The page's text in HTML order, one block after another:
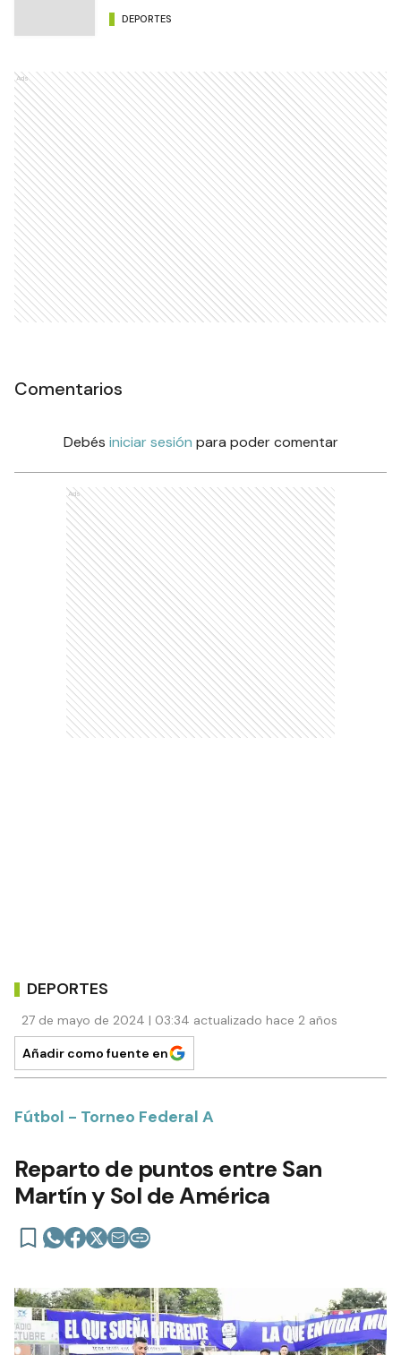
DEPORTES
Ads
Comentarios
Debés iniciar sesión para poder comentar
Ads
DEPORTES
27 de mayo de 2024 | 03:34 actualizado hace 2 años
Añadir como fuente en
Fútbol - Torneo Federal A
Reparto de puntos entre San
Martín y Sol de América